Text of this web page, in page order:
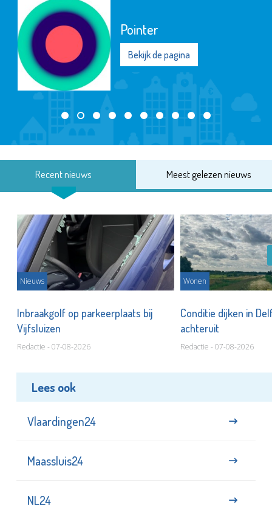
Pointer
Bekijk de pagina
Recent nieuws Meest gelezen nieuws
Nieuws
Inbraakgolf op parkeerplaats bij
Vijfsluizen
Redactie - 07-08-2026
Wonen
Conditie dijken in
achteruit
Redactie - 07-08-2026
Lees ook
Vlaardingen24
Maassluis24
NL24